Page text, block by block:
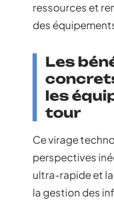
ressources et
des
Les
les
tour
Ce virage
perspectives
ultra-rapide et
la gestion des